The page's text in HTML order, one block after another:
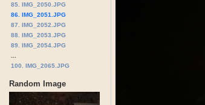
85. IMG_2050.JPG
86. IMG_2051.JPG
87. IMG_2052.JPG
88. IMG_2053.JPG
89. IMG_2054.JPG
100. IMG_2065.JPG
Random Image